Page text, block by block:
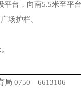
平台，向南5.5米至平
场护栏。
局 0750—6613106